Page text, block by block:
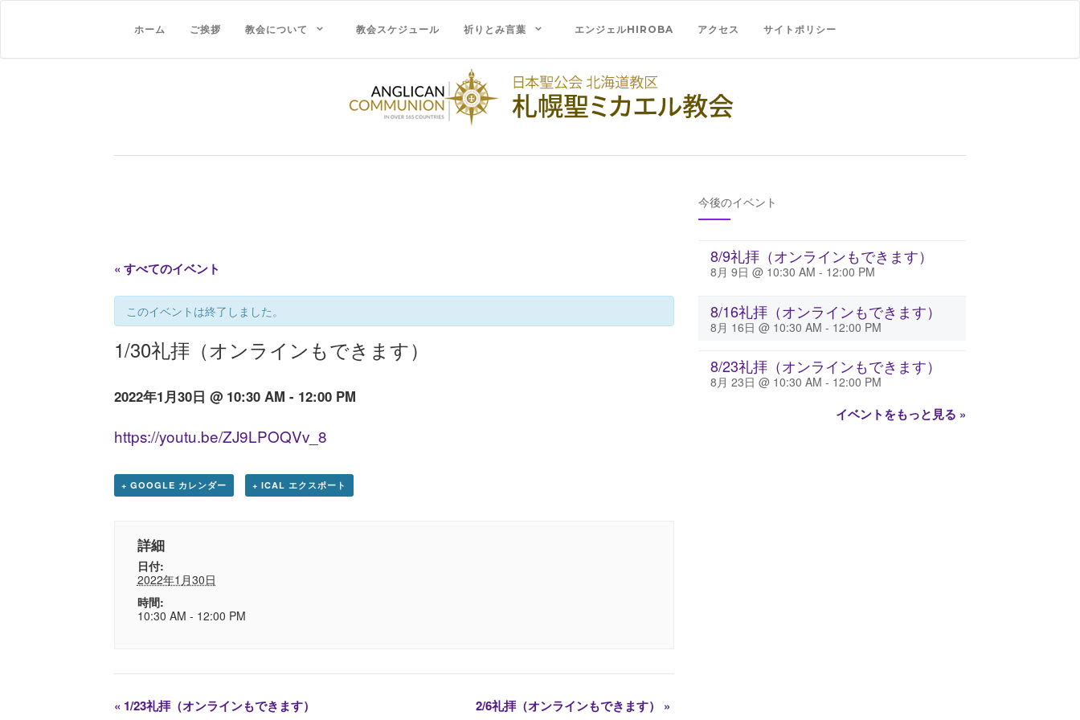
ホーム ご挨拶 教会について 教会スケジュール 祈りとみ言葉 エンジェルHIROBA アクセス サイトポリシー
« すべてのイベント
このイベントは終了しました。
1/30礼拝（オンラインもできます）
2022年1月30日 @ 10:30 AM - 12:00 PM
https://youtu.be/ZJ9LPOQVv_8
+ GOOGLE カレンダー + ICAL エクスポート
詳細
日付:
2022年1月30日
時間:
10:30 AM - 12:00 PM
« 1/23礼拝（オンラインもできます） 2/6礼拝（オンラインもできます） »
今後のイベント
8/9礼拝（オンラインもできます）
8月 9日 @ 10:30 AM - 12:00 PM
8/16礼拝（オンラインもできます）
8月 16日 @ 10:30 AM - 12:00 PM
8/23礼拝（オンラインもできます）
8月 23日 @ 10:30 AM - 12:00 PM
イベントをもっと見る »